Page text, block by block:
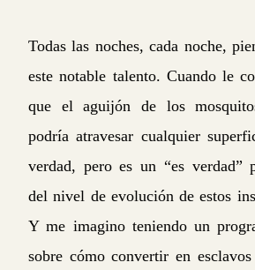
Todas las noches, cada noche,
este notable talento. Cuando le
que el aguijón de los
podría atravesar cualquier
verdad, pero es un “es verdad”
del nivel de evolución de estos
Y me imagino teniendo un
sobre cómo convertir en